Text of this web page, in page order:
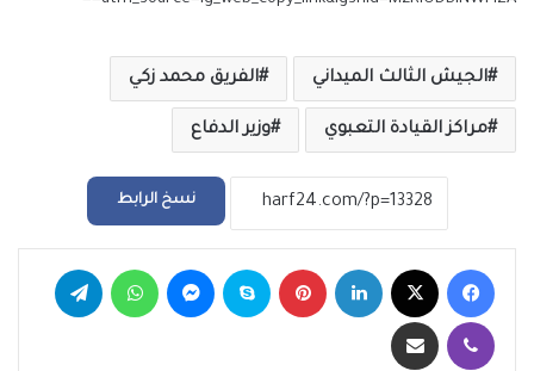
الجيش الثالث الميداني الفريق محمد زكي
مراكز القيادة التعبوي وزير الدفاع
نسخ الرابط
فيسبوك لينكدإن بينتيريست سكايب ماسنجر واتساب
ڤايبر مشاركة عبر البريد